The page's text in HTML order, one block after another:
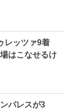
レッツァ9着
はこなせるけ
パレスが3